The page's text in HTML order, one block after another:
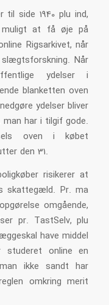
til side 1940 plu ind,
at få øje på
Rigsarkivet, når
Når
ydelser i
blanketten oven
ydelser bliver
har i tilgif gode.
oven i købet
den 31.
risikerer at
skattegæld. Pr. ma
omgående,
pr. TastSelv, plu
have middel
online en
man ikke sandt har
omkring merit